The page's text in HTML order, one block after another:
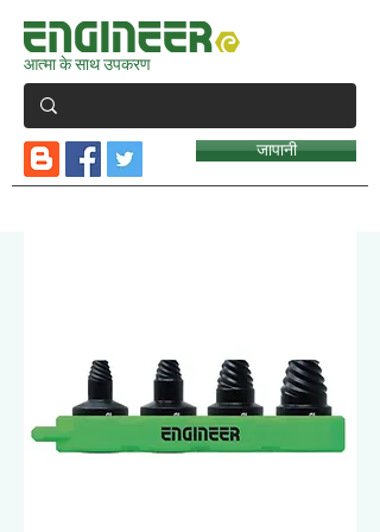
आत्मा के साथ उपकरण
जापानी